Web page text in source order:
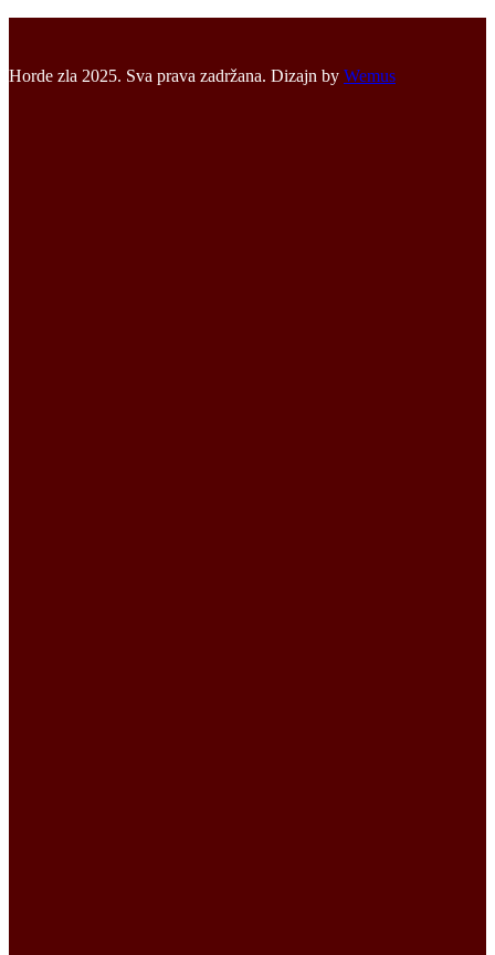
Horde zla 2025. Sva prava zadržana. Dizajn by Wemus